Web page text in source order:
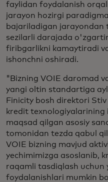
faylidan foydalanish
jarayon hozirgi
bajariladigan
sezilarli darajada
firibgarlikni kamaytiradi
ishonchni oshiradi.
"Bizning VOIE daromad
yangi oltin standartiga
Finicity bosh direktori Stiv
kredit texnologiyalarining
maqsad qilgan asosiy
tomonidan tezda qabul
VOIE bizning mavjud
yechimimizga asoslanib,
raqamli tasdiqlash
foydalanishlari mumkin